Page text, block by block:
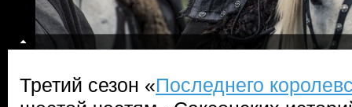
Третий сезон «Последнего